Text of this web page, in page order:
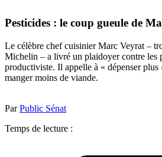
Pesticides : le coup gueule de
Le célèbre chef cuisinier Marc Veyrat –
Michelin – a livré un plaidoyer contre les
productiviste. Il appelle à « dépenser plus
manger moins de viande.
ParPublic Sénat
Temps de lecture :